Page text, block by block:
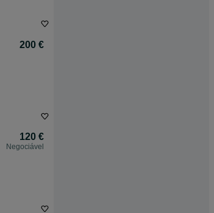
200 €
120 €
Negociável